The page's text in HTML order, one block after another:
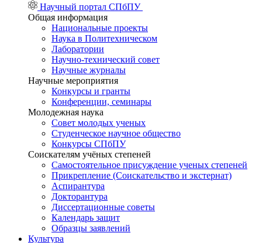
Научный портал СПбПУ
Общая информация
Национальные проекты
Наука в Политехническом
Лаборатории
Научно-технический совет
Научные журналы
Научные мероприятия
Конкурсы и гранты
Конференции, семинары
Молодежная наука
Совет молодых ученых
Студенческое научное общество
Конкурсы СПбПУ
Соискателям учёных степеней
Самостоятельное присуждение ученых степеней
Прикрепление (Соискательство и экстернат)
Аспирантура
Докторантура
Диссертационные советы
Календарь защит
Образцы заявлений
Культура